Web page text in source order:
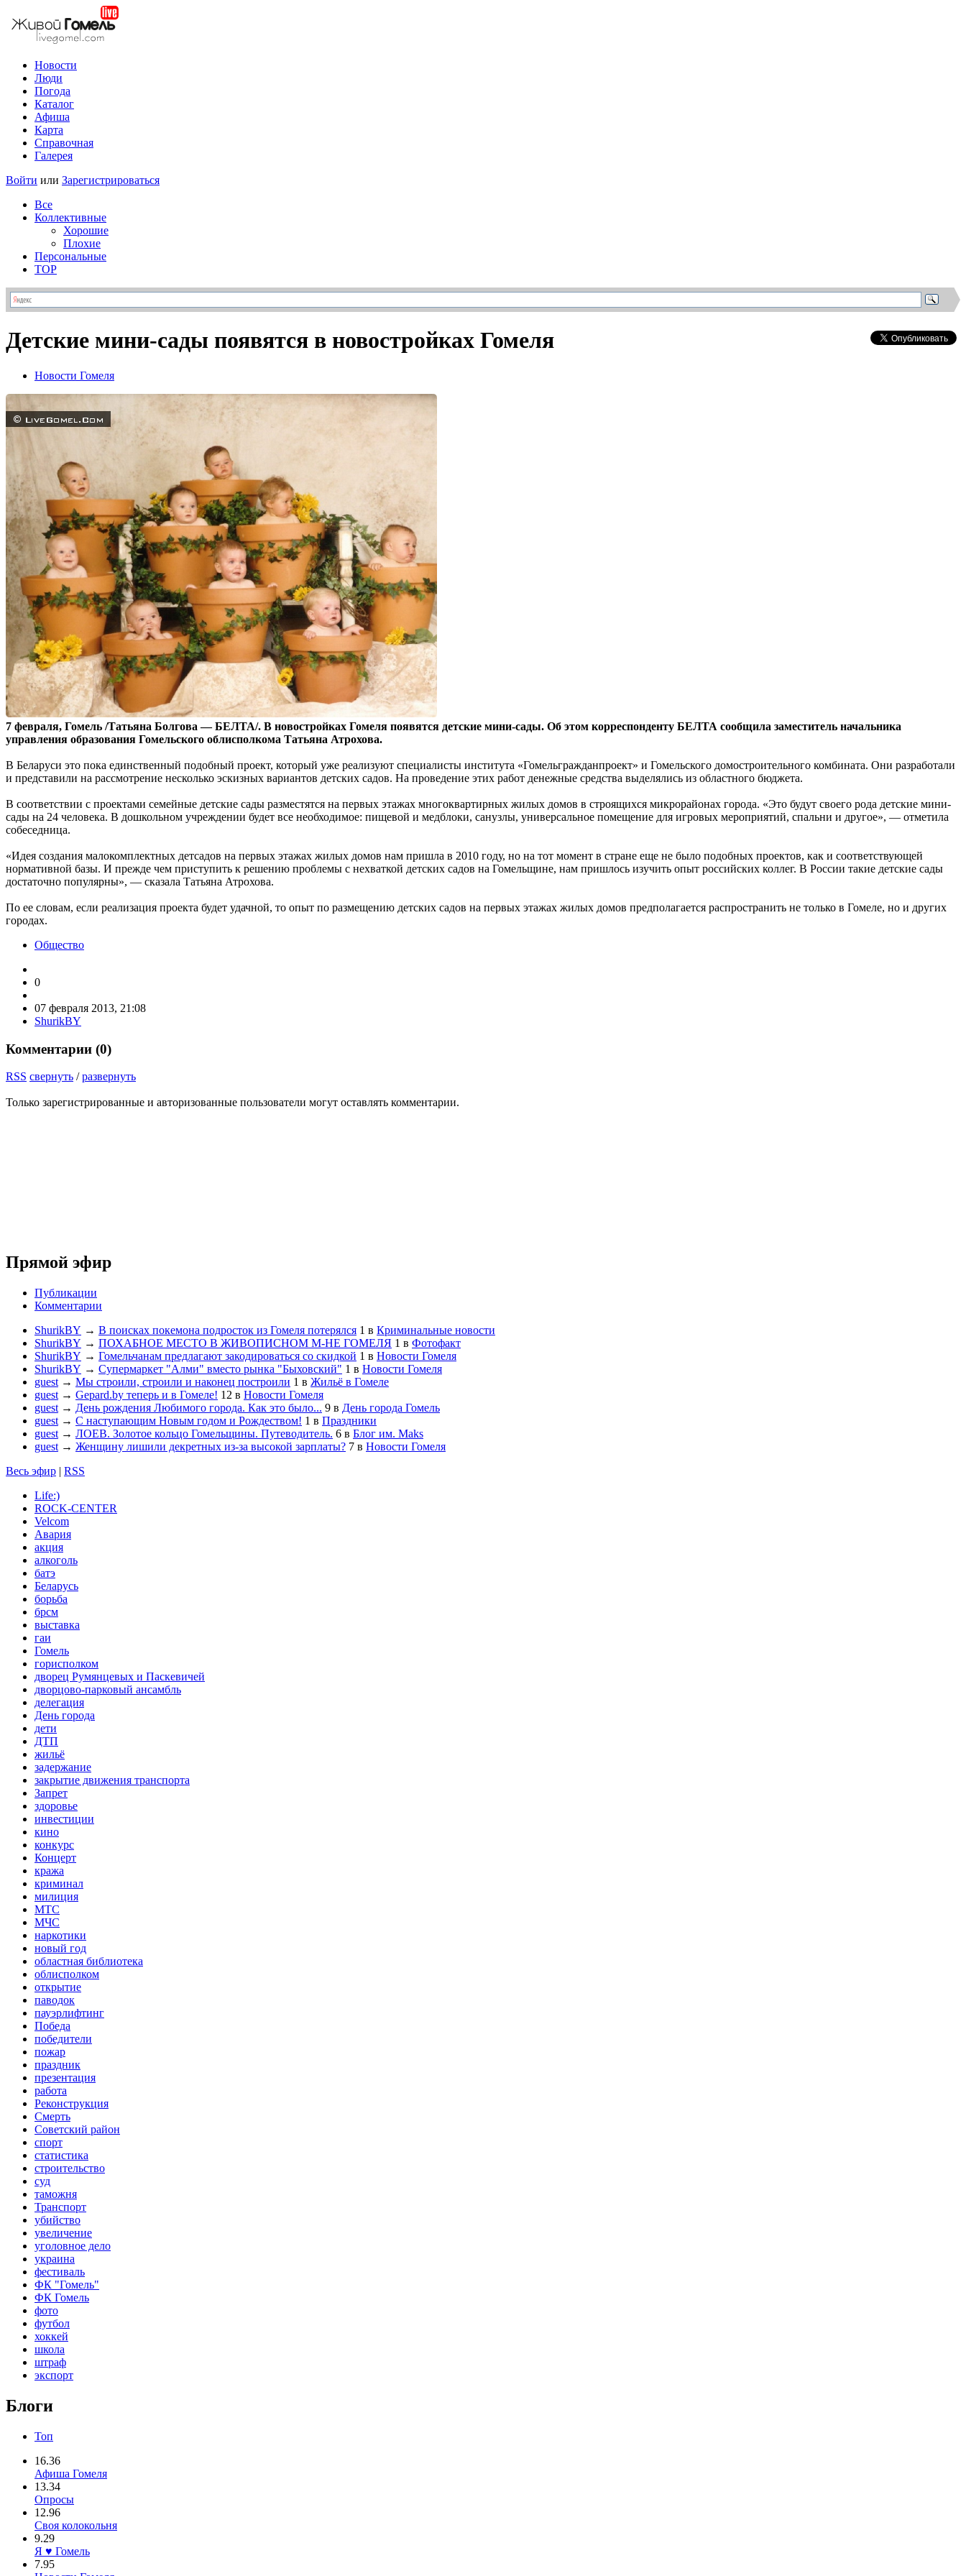
Новости
Люди
Погода
Каталог
Афиша
Карта
Справочная
Галерея
Войти или Зарегистрироваться
Все
Коллективные
Хорошие
Плохие
Персональные
TOP
Детские мини-сады появятся в новостройках Гомеля
Новости Гомеля
7 февраля, Гомель /Татьяна Болгова — БЕЛТА/. В новостройках Гомеля появятся детские мини-сады. Об этом корреспонденту БЕЛТА сообщила заместитель начальника
управления образования Гомельского облисполкома Татьяна Атрохова.
В Беларуси это пока единственный подобный проект, который уже реализуют специалисты института «Гомельгражданпроект» и Гомельского домостроительного комбината. Они разработали
и представили на рассмотрение несколько эскизных вариантов детских садов. На проведение этих работ денежные средства выделялись из областного бюджета.
В соответствии с проектами семейные детские сады разместятся на первых этажах многоквартирных жилых домов в строящихся микрорайонах города. «Это будут своего рода детские мини-
сады на 24 человека. В дошкольном учреждении будет все необходимое: пищевой и медблоки, санузлы, универсальное помещение для игровых мероприятий, спальни и другое», — отметила
собеседница.
«Идея создания малокомплектных детсадов на первых этажах жилых домов нам пришла в 2010 году, но на тот момент в стране еще не было подобных проектов, как и соответствующей
нормативной базы. И прежде чем приступить к решению проблемы с нехваткой детских садов на Гомельщине, нам пришлось изучить опыт российских коллег. В России такие детские сады
достаточно популярны», — сказала Татьяна Атрохова.
По ее словам, если реализация проекта будет удачной, то опыт по размещению детских садов на первых этажах жилых домов предполагается распространить не только в Гомеле, но и других
городах.
Общество
0
07 февраля 2013, 21:08
ShurikBY
Комментарии (0)
RSS свернуть /развернуть
Только зарегистрированные и авторизованные пользователи могут оставлять комментарии.
Прямой эфир
Публикации
Комментарии
ShurikBY → В поисках покемона подросток из Гомеля потерялся 1 в Криминальные новости
ShurikBY → ПОХАБНОЕ МЕСТО В ЖИВОПИСНОМ М-НЕ ГОМЕЛЯ 1 в Фотофакт
ShurikBY → Гомельчанам предлагают закодироваться со скидкой 1 в Новости Гомеля
ShurikBY → Супермаркет "Алми" вместо рынка "Быховский" 1 в Новости Гомеля
guest → Мы строили, строили и наконец построили 1 в Жильё в Гомеле
guest → Gepard.by теперь и в Гомеле! 12 в Новости Гомеля
guest → День рождения Любимого города. Как это было... 9 в День города Гомель
guest → С наступающим Новым годом и Рождеством! 1 в Праздники
guest → ЛОЕВ. Золотое кольцо Гомельщины. Путеводитель. 6 в Блог им. Maks
guest → Женщину лишили декретных из-за высокой зарплаты? 7 в Новости Гомеля
Весь эфир | RSS
Life:)
ROCK-CENTER
Velcom
Авария
акция
алкоголь
батэ
Беларусь
борьба
брсм
выставка
гаи
Гомель
горисполком
дворец Румянцевых и Паскевичей
дворцово-парковый ансамбль
делегация
День города
дети
ДТП
жильё
задержание
закрытие движения транспорта
Запрет
здоровье
инвестиции
кино
конкурс
Концерт
кража
криминал
милиция
МТС
МЧС
наркотики
новый год
областная библиотека
облисполком
открытие
паводок
пауэрлифтинг
Победа
победители
пожар
праздник
презентация
работа
Реконструкция
Смерть
Советский район
спорт
статистика
строительство
суд
таможня
Транспорт
убийство
увеличение
уголовное дело
украина
фестиваль
ФК "Гомель"
ФК Гомель
фото
футбол
хоккей
школа
штраф
экспорт
Блоги
Топ
16.36
Афиша Гомеля
13.34
Опросы
12.96
Своя колокольня
9.29
Я ♥ Гомель
7.95